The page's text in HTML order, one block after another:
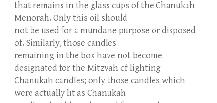
that remains in the glass cups of the Chanukah
Menorah. Only this oil should
not be used for a mundane purpose or disposed
of. Similarly, those candles
remaining in the box have not become
designated for the Mitzvah of lighting
Chanukah candles; only those candles which
were actually lit as Chanukah